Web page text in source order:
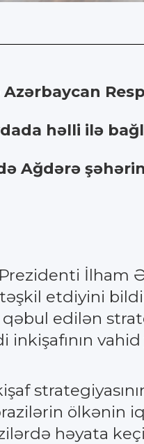
həlli ilə
Ağdərə
Prezidenti
etdiyini
edilən
vahid
ölkənin
həyata